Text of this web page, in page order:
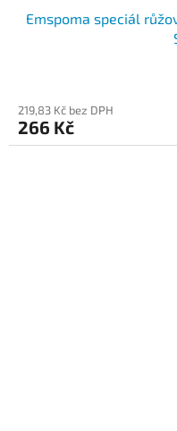
Emspoma speciál
219,83 Kč bez DPH
266 Kč